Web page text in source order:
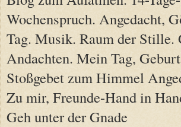
Wochenspruch. Angedacht,
Tag. Musik. Raum der Stille.
Andachten. Mein Tag,
Stoßgebet zum Himmel
Zu mir, Freunde-Hand in
Geh unter der Gnade